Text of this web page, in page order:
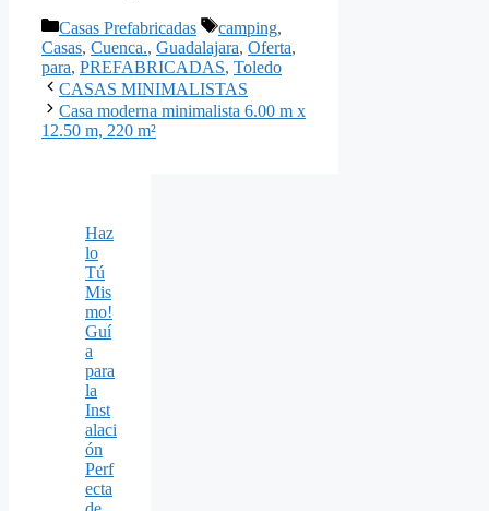
Categorías
Casas Prefabricadas Etiquetas
camping,
Casas, Cuenca., Guadalajara, Oferta,
para, PREFABRICADAS, Toledo
CASAS MINIMALISTAS
Casa moderna minimalista 6.00 m x
12.50 m, 220 m²
Haz
lo
Tú
Mis
mo!
Guí
a
para
la
Inst
alaci
ón
Perf
ecta